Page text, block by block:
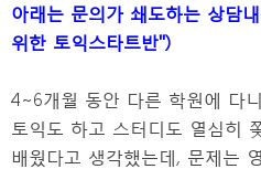
아래는 문의가 쇄도하는 상담
위한 토익스타트반")
4~6개월 동안 다른 학원에 다
토익도 하고 스터디도 열심히
배웠다고 생각했는데, 문제는